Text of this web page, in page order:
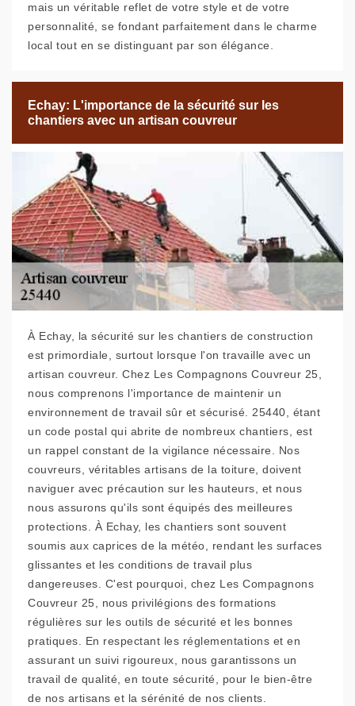
mais un véritable reflet de votre style et de votre
personnalité, se fondant parfaitement dans le charme
local tout en se distinguant par son élégance.
Echay: L'importance de la sécurité sur les
chantiers avec un artisan couvreur
À Echay, la sécurité sur les chantiers de construction
est primordiale, surtout lorsque l'on travaille avec un
artisan couvreur. Chez Les Compagnons Couvreur 25,
nous comprenons l'importance de maintenir un
environnement de travail sûr et sécurisé. 25440, étant
un code postal qui abrite de nombreux chantiers, est
un rappel constant de la vigilance nécessaire. Nos
couvreurs, véritables artisans de la toiture, doivent
naviguer avec précaution sur les hauteurs, et nous
nous assurons qu'ils sont équipés des meilleures
protections. À Echay, les chantiers sont souvent
soumis aux caprices de la météo, rendant les surfaces
glissantes et les conditions de travail plus
dangereuses. C'est pourquoi, chez Les Compagnons
Couvreur 25, nous privilégions des formations
régulières sur les outils de sécurité et les bonnes
pratiques. En respectant les réglementations et en
assurant un suivi rigoureux, nous garantissons un
travail de qualité, en toute sécurité, pour le bien-être
de nos artisans et la sérénité de nos clients.